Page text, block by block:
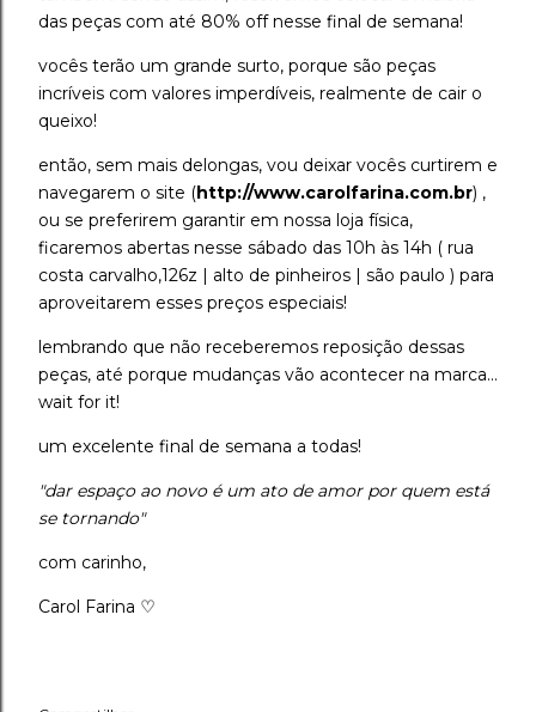
das peças com até 80% off nesse final de semana!
vocês terão um grande surto, porque são peças
incríveis com valores imperdíveis, realmente de cair o
queixo!
então, sem mais delongas, vou deixar vocês curtirem e
navegarem o site (http://www.carolfarina.com.br) ,
ou se preferirem garantir em nossa loja física,
ficaremos abertas nesse sábado das 10h às 14h ( rua
costa carvalho,126z | alto de pinheiros | são paulo ) para
aproveitarem esses preços especiais!
lembrando que não receberemos reposição dessas
peças, até porque mudanças vão acontecer na marca...
wait for it!
um excelente final de semana a todas!
"dar espaço ao novo é um ato de amor por quem está
se tornando"
com carinho,
Carol Farina ♡